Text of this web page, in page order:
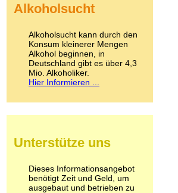
Kokain
LSD
Marihuana
Medikamente
Meskalin
Metamphetamin
Methadon
Pilze
Psychopharmaka
Schlafmittel
Schmerzmittel
Alkoholsucht
Alkoholsucht kann durch den
Konsum kleinerer Mengen
Alkohol beginnen, in
Deutschland gibt es über 4,3
Mio. Alkoholiker.
Hier Informieren ...
Unterstütze uns
Dieses Informationsangebot
benötigt Zeit und Geld, um
ausgebaut und betrieben zu